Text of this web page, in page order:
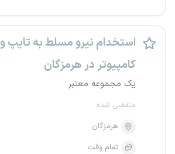
استخدام نیرو مسلط به تایپ و
کامپیوتر در هرمزگان
یک مجموعه معتبر
منقضی شده
هرمزگان
تمام وقت